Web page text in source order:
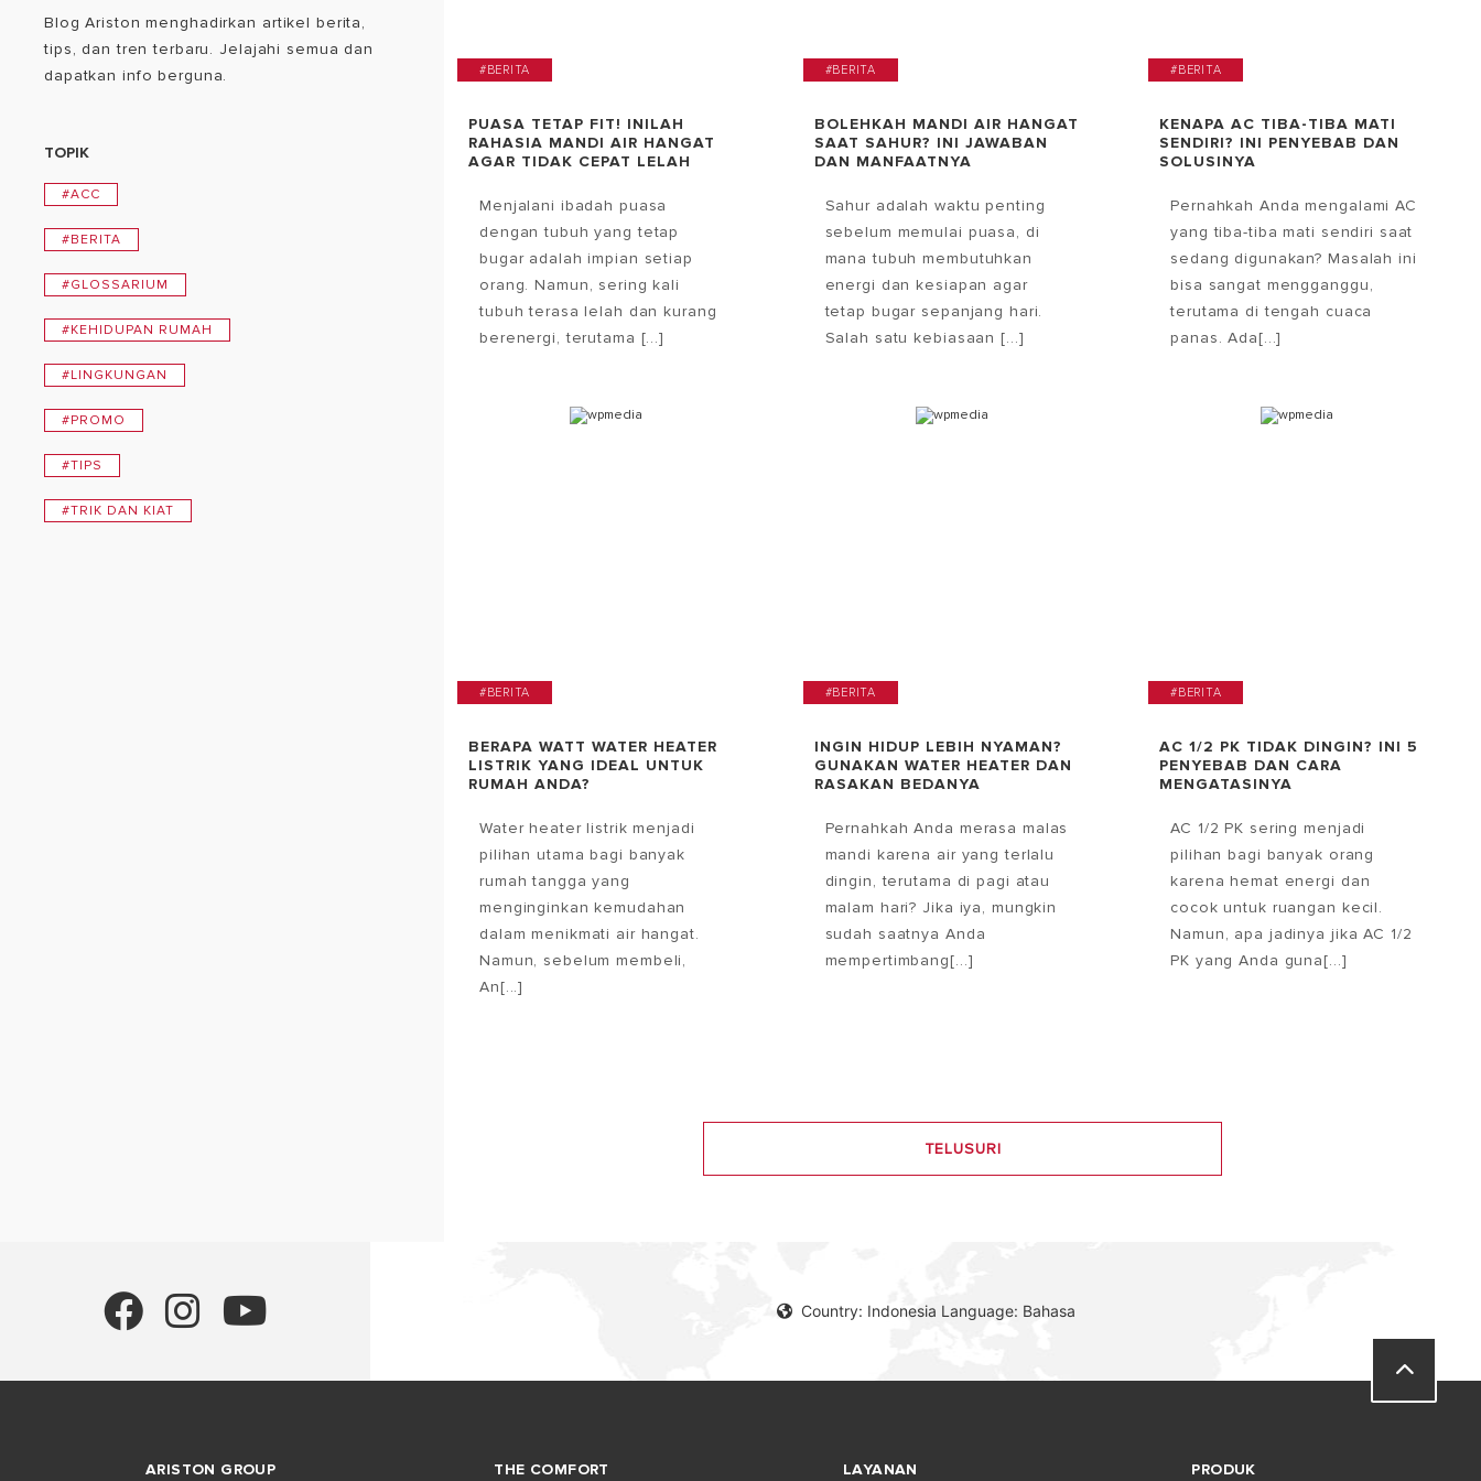
Blog Ariston menghadirkan artikel berita,
tips, dan tren terbaru. Jelajahi semua dan
dapatkan info berguna.
TOPIK
#ACC
#BERITA
#GLOSSARIUM
#KEHIDUPAN RUMAH
#LINGKUNGAN
#PROMO
#TIPS
#TRIK DAN KIAT
#BERITA
PUASA TETAP FIT! INILAH
RAHASIA MANDI AIR HANGAT
AGAR TIDAK CEPAT LELAH
Menjalani ibadah puasa
dengan tubuh yang tetap
bugar adalah impian setiap
orang. Namun, sering kali
tubuh terasa lelah dan kurang
berenergi, terutama [...]
#BERITA
BOLEHKAH MANDI AIR HANGAT
SAAT SAHUR? INI JAWABAN
DAN MANFAATNYA
Sahur adalah waktu penting
sebelum memulai puasa, di
mana tubuh membutuhkan
energi dan kesiapan agar
tetap bugar sepanjang hari.
Salah satu kebiasaan [...]
#BERITA
KENAPA AC TIBA-TIBA MATI
SENDIRI? INI PENYEBAB DAN
SOLUSINYA
Pernahkah Anda mengalami AC
yang tiba-tiba mati sendiri saat
sedang digunakan? Masalah ini
bisa sangat mengganggu,
terutama di tengah cuaca
panas. Ada[...]
#BERITA
BERAPA WATT WATER HEATER
LISTRIK YANG IDEAL UNTUK
RUMAH ANDA?
Water heater listrik menjadi
pilihan utama bagi banyak
rumah tangga yang
menginginkan kemudahan
dalam menikmati air hangat.
Namun, sebelum membeli,
An[...]
#BERITA
INGIN HIDUP LEBIH NYAMAN?
GUNAKAN WATER HEATER DAN
RASAKAN BEDANYA
Pernahkah Anda merasa malas
mandi karena air yang terlalu
dingin, terutama di pagi atau
malam hari? Jika iya, mungkin
sudah saatnya Anda
mempertimbang[...]
#BERITA
AC 1/2 PK TIDAK DINGIN? INI 5
PENYEBAB DAN CARA
MENGATASINYA
AC 1/2 PK sering menjadi
pilihan bagi banyak orang
karena hemat energi dan
cocok untuk ruangan kecil.
Namun, apa jadinya jika AC 1/2
PK yang Anda guna[...]
TELUSURI
Country: Indonesia Language: Bahasa
ARISTON GROUP
THE COMFORT
LAYANAN
PRODUK